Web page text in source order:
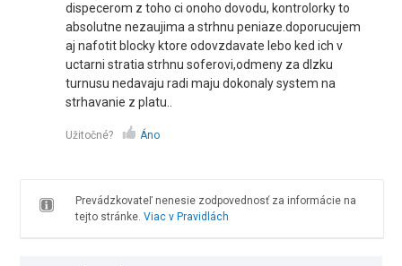
dispecerom z toho ci onoho dovodu, kontrolorky to
absolutne nezaujima a strhnu peniaze.doporucujem
aj nafotit blocky ktore odovzdavate lebo ked ich v
uctarni stratia strhnu soferovi,odmeny za dlzku
turnusu nedavaju radi maju dokonaly system na
strhavanie z platu..
Užitočné? Áno
Prevádzkovateľ nenesie zodpovednosť za informácie na
tejto stránke. Viac v Pravidlách